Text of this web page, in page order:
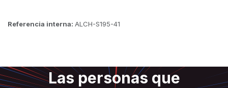
Referencia interna: ALCH-S195-41
Las personas que